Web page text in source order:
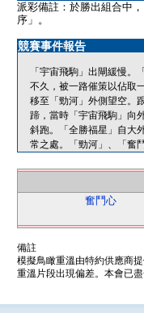
派彩備註：於勝出組合中
序」。
競賽事件報告
「宇宙飛駒」出閘緩慢
不久，被一路催策以佔取
移至「勁河」外側望空。
蹄，當時「宇宙飛駒」向
斜跑。「全勝福星」自大
常之處。「勁河」、「奮
奮鬥心
備註
模擬鳥瞰重溫由特約供應商
重溫片段出現偏差。本會已